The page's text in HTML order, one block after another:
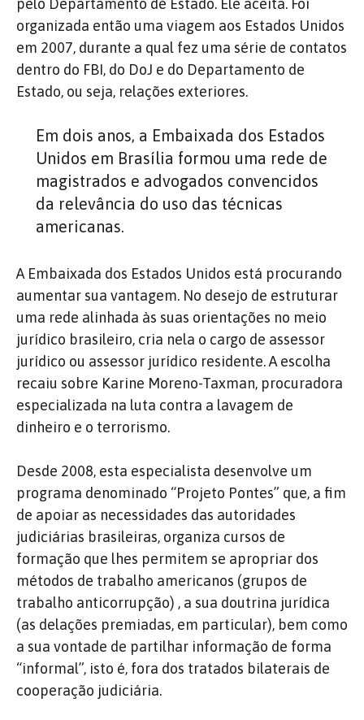
pelo Departamento de Estado. Ele aceita. Foi
organizada então uma viagem aos Estados Unidos
em 2007, durante a qual fez uma série de contatos
dentro do FBI, do DoJ e do Departamento de
Estado, ou seja, relações exteriores.
Em dois anos, a Embaixada dos Estados
Unidos em Brasília formou uma rede de
magistrados e advogados convencidos
da relevância do uso das técnicas
americanas.
A Embaixada dos Estados Unidos está procurando
aumentar sua vantagem. No desejo de estruturar
uma rede alinhada às suas orientações no meio
jurídico brasileiro, cria nela o cargo de assessor
jurídico ou assessor jurídico residente. A escolha
recaiu sobre Karine Moreno-Taxman, procuradora
especializada na luta contra a lavagem de
dinheiro e o terrorismo.
Desde 2008, esta especialista desenvolve um
programa denominado “Projeto Pontes” que, a fim
de apoiar as necessidades das autoridades
judiciárias brasileiras, organiza cursos de
formação que lhes permitem se apropriar dos
métodos de trabalho americanos (grupos de
trabalho anticorrupção) , a sua doutrina jurídica
(as delações premiadas, em particular), bem como
a sua vontade de partilhar informação de forma
“informal”, isto é, fora dos tratados bilaterais de
cooperação judiciária.